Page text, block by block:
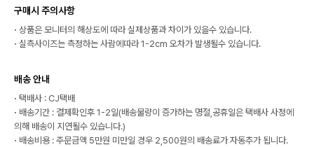
구매시 주의사항
· 상품은 모니터의 해상도에 따라 실제상품과 차이가 있을수 있습니다.
· 실측사이즈는 측정하는 사람에따라 1-2cm 오차가 발생될수 있습니다.
배송 안내
· 택배사 : CJ택배
· 배송기간 : 결제확인후 1-2일(배송물량이 증가하는 명절,공휴일은 택배사 사정에
의해 배송이 지연될수 있습니다.)
· 배송비용 : 주문금액 5만원 미만일 경우 2,500원의 배송료가 자동추가 됩니다.